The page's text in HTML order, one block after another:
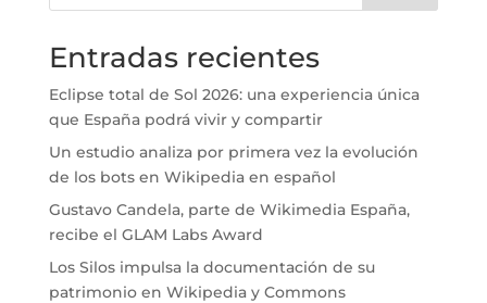
Entradas recientes
Eclipse total de Sol 2026: una experiencia única
que España podrá vivir y compartir
Un estudio analiza por primera vez la evolución
de los bots en Wikipedia en español
Gustavo Candela, parte de Wikimedia España,
recibe el GLAM Labs Award
Los Silos impulsa la documentación de su
patrimonio en Wikipedia y Commons